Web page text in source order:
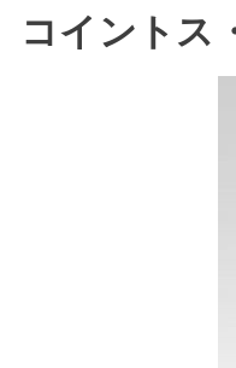
コイントス